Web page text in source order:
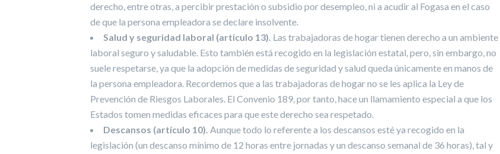
derecho, entre otras, a percibir prestación o subsidio por desempleo, ni a acudir al Fogasa en el caso
de que la persona empleadora se declare insolvente.
Salud y seguridad laboral (artículo 13). Las trabajadoras de hogar tienen derecho a un ambiente
laboral seguro y saludable. Esto también está recogido en la legislación estatal, pero, sin embargo, no
suele respetarse, ya que la adopción de medidas de seguridad y salud queda únicamente en manos de
la persona empleadora. Recordemos que a las trabajadoras de hogar no se les aplica la Ley de
Prevención de Riesgos Laborales. El Convenio 189, por tanto, hace un llamamiento especial a que los
Estados tomen medidas eficaces para que este derecho sea respetado.
Descansos (artículo 10). Aunque todo lo referente a los descansos esté ya recogido en la
legislación (un descanso mínimo de 12 horas entre jornadas y un descanso semanal de 36 horas), tal y